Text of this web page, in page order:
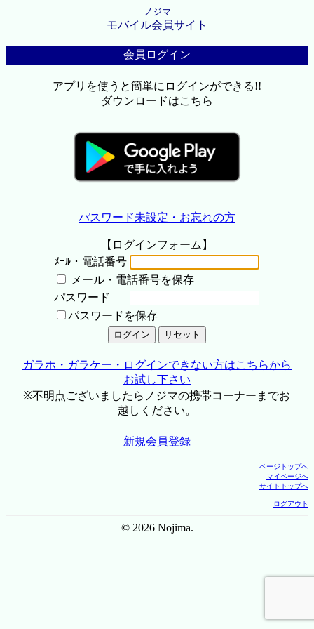
ノジマ
モバイル会員サイト
会員ログイン
アプリを使うと簡単にログインができる!!
ダウンロードはこちら
パスワード未設定・お忘れの方
【ログインフォーム】
ﾒｰﾙ・電話番号
メール・電話番号を保存
パスワード
パスワードを保存
ガラホ・ガラケー・ログインできない方はこちらから
お試し下さい
※不明点ございましたらノジマの携帯コーナーまでお
越しください。
新規会員登録
ページトップへ
マイページへ
サイトトップへ
ログアウト
© 2026 Nojima.